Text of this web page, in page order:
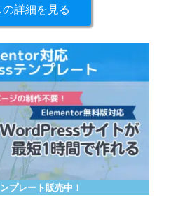
詳細を見る
プレート販売中！